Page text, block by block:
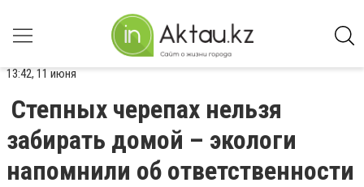
13:42, 11 июня
Степных черепах нельзя
забирать домой – экологи
напомнили об ответственности